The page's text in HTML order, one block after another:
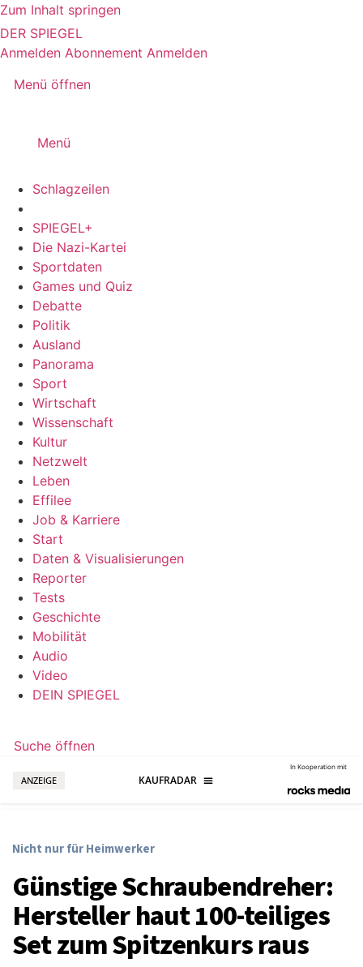
Zum Inhalt springen
DER SPIEGEL
Anmelden Abonnement Anmelden
Menü öffnen
Menü
Schlagzeilen
SPIEGEL+
Die Nazi-Kartei
Sportdaten
Games und Quiz
Debatte
Politik
Ausland
Panorama
Sport
Wirtschaft
Wissenschaft
Kultur
Netzwelt
Leben
Effilee
Job & Karriere
Start
Daten & Visualisierungen
Reporter
Tests
Geschichte
Mobilität
Audio
Video
DEIN SPIEGEL
Suche öffnen
ANZEIGE
In Kooperation mit
Nicht nur für Heimwerker
Günstige Schraubendreher:
Hersteller haut 100-teiliges
Set zum Spitzenkurs raus